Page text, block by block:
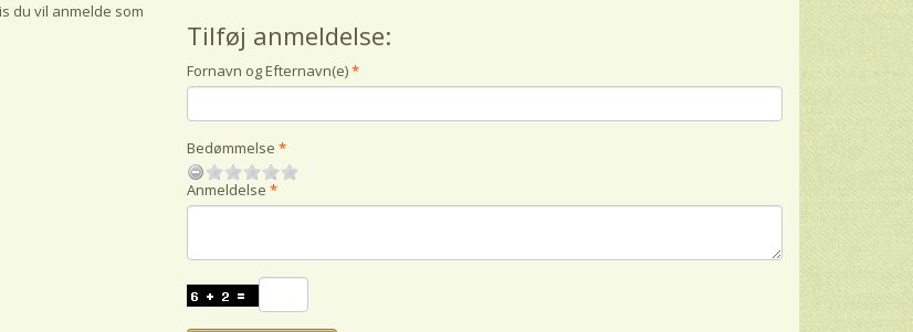
du vil anmelde som
Tilføj anmeldelse:
Fornavn og Efternavn(e)
Bedømmelse
Anmeldelse